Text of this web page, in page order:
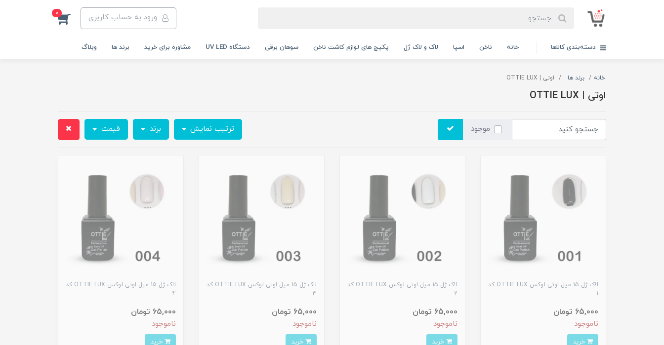
ورود به حساب کاربری 0
دسته‌بندی کالاها خانه ناخن اسپا لاک و لاک ژل پکیج های لوازم کاشت ناخن سوهان برقی دستگاه UV LED مشاوره برای خرید برند ها وبلاگ
خانه برند ها اوتی | OTTIE LUX
اوتی | OTTIE LUX
موجود ترتیب نمایش برند قیمت
لاک ژل 15 میل اوتی لوکس OTTIE LUX کد
1
65,000 تومان
ناموجود
لاک ژل 15 میل اوتی لوکس OTTIE LUX کد
2
65,000 تومان
ناموجود
لاک ژل 15 میل اوتی لوکس OTTIE LUX کد
3
65,000 تومان
ناموجود
لاک ژل 15 میل اوتی لوکس OTTIE LUX کد
4
65,000 تومان
ناموجود